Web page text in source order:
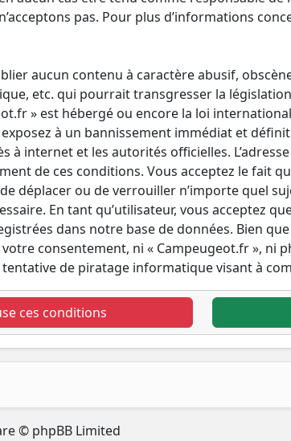
pas. Pour plus d’informations
aucun contenu à caractère abusif,
etc. qui pourrait transgresser la
» est hébergé ou encore la loi
à un bannissement immédiat et
à internet et les autorités officielles.
de ces conditions. Vous acceptez le fait
déplacer ou de verrouiller n’importe quel
En tant qu’utilisateur, vous acceptez
dans notre base de données. Bien
consentement, ni « Campeugeot.fr », ni
tentative de piratage informatique visant à
ces conditions
© phpBB Limited